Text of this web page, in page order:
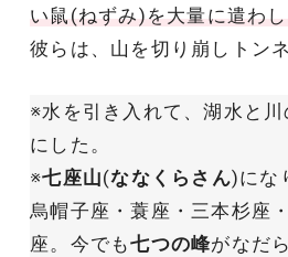
い鼠(ねずみ)を大量に遣わ
彼らは、山を切り崩しトン
※水を引き入れて、湖水と
にした。
※七座山(ななくらさん)にな
烏帽子座・蓑座・三本杉座
座。今でも七つの峰がなだ